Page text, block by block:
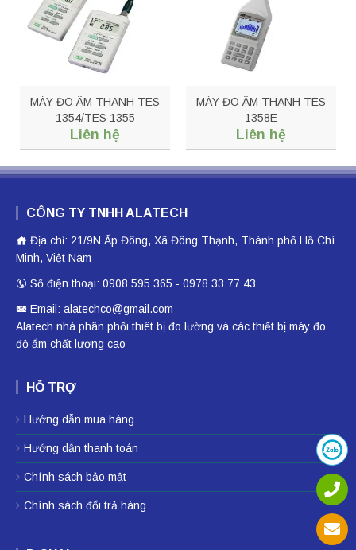
MÁY ĐO ÂM THANH TES
1354/TES 1355
Liên hệ
MÁY ĐO ÂM THANH TES
1358E
Liên hệ
CÔNG TY TNHH ALATECH
Địa chỉ: 21/9N Ấp Đông, Xã Đông Thạnh, Thành phố Hồ Chí
Minh, Việt Nam
Số điện thoại: 0908 595 365 - 0978 33 77 43
Email: alatechco@gmail.com
Alatech nhà phân phối thiêt bị đo lường và các thiết bị máy đo
độ ẩm chất lượng cao
HỖ TRỢ
Hướng dẫn mua hàng
Hướng dẫn thanh toán
Chính sách bảo mật
Chính sách đổi trả hàng